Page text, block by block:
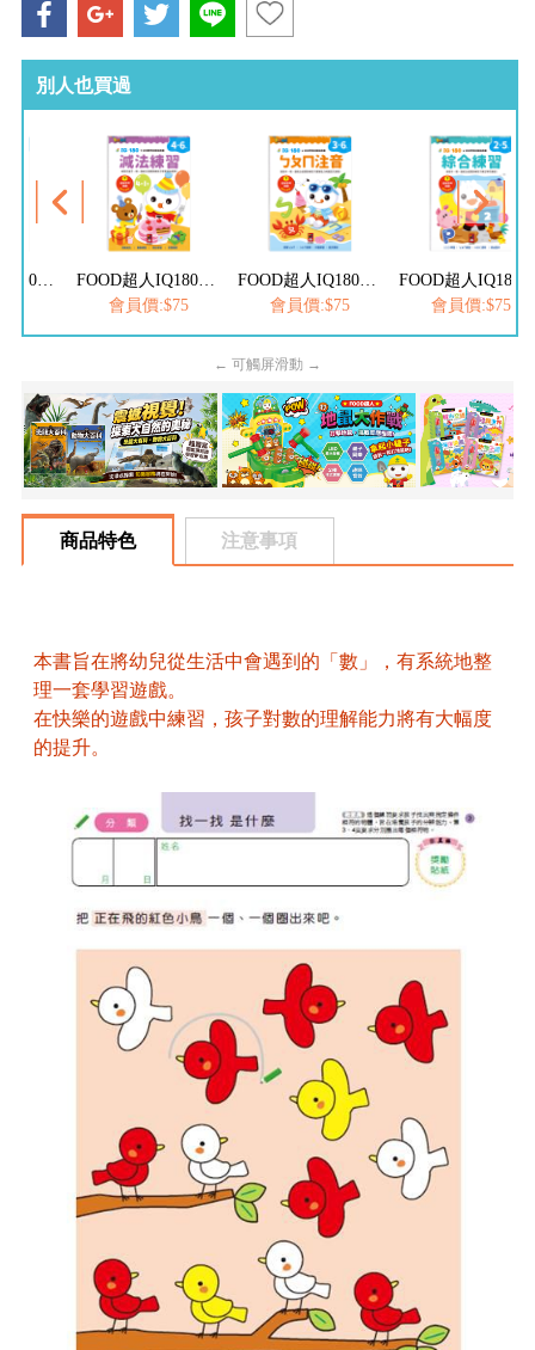
別人也買過
會員價:$75
會員價:$75
會員價:$75
← 可觸屏滑動 →
商品特色 注意事項
本書旨在將幼兒從生活中會遇到的「數」，有系統地整
理一套學習遊戲。
在快樂的遊戲中練習，孩子對數的理解能力將有大幅度
的提升。